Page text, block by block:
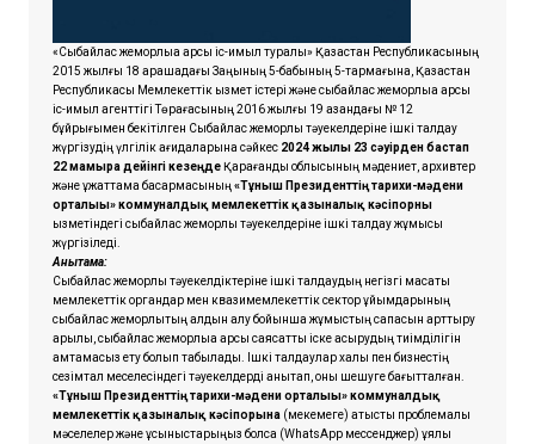
«Сыбайлас жемқорлыққа қарсы іс-қимыл туралы» Қазақстан Республикасының
2015 жылғы 18 қарашадағы Заңының 5-бабының 5-тармағына, Қазақстан
Республикасы Мемлекеттік қызмет істері және сыбайлас жемқорлыққа қарсы
іс-қимыл агенттігі Төрағасының 2016 жылғы 19 қазандағы № 12
бұйрығымен бекітілген Сыбайлас жемқорлық тәуекелдеріне ішкі талдау
жүргізудің үлгілік қағидаларына сәйкес2024 жылғы 23 сәуірден бастап
22 мамырға дейінгі кезеңдеҚарағанды облысының мәдениет, архивтер
және құжаттама басқармасының «Тұнғыш Президенттің тарихи-мәдени
орталығы» коммуналдық мемлекеттік қазыналық кәсіпорны
қызметіндегі сыбайлас жемқорлық тәуекелдеріне ішкі талдау жұмысы
жүргізіледі.
Анықтама:
Сыбайлас жемқорлық тәуекелдіктеріне ішкі талдаудың негізгі мақсаты
мемлекеттік органдар мен квазимемлекеттік сектор ұйымдарының
сыбайлас жемқорлықтың алдын алу бойынша жұмыстың сапасын арттыру
арқылы, сыбайлас жемқорлыққа қарсы саясатты іске асырудың тиімділігін
қамтамасыз ету болып табылады. Ішкі талдаулар халық пен бизнестің
сезімтал меселесіндегі тәуекелдерді анықтап, оны шешуге бағытталған.
«Тұнғыш Президенттің тарихи-мәдени орталығы» коммуналдық
мемлекеттік қазыналық кәсіпорынға(мекемеге) қатысты проблемалық
мәселелер және ұсыныстарыңыз болса (WhatsApp мессенджер) ұялы